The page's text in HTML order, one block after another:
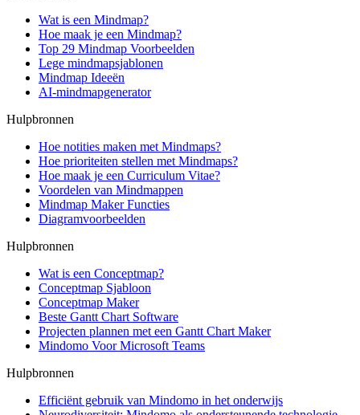
Wat is een Mindmap?
Hoe maak je een Mindmap?
Top 29 Mindmap Voorbeelden
Lege mindmapsjablonen
Mindmap Ideeën
AI-mindmapgenerator
Hulpbronnen
Hoe notities maken met Mindmaps?
Hoe prioriteiten stellen met Mindmaps?
Hoe maak je een Curriculum Vitae?
Voordelen van Mindmappen
Mindmap Maker Functies
Diagramvoorbeelden
Hulpbronnen
Wat is een Conceptmap?
Conceptmap Sjabloon
Conceptmap Maker
Beste Gantt Chart Software
Projecten plannen met een Gantt Chart Maker
Mindomo Voor Microsoft Teams
Hulpbronnen
Efficiënt gebruik van Mindomo in het onderwijs